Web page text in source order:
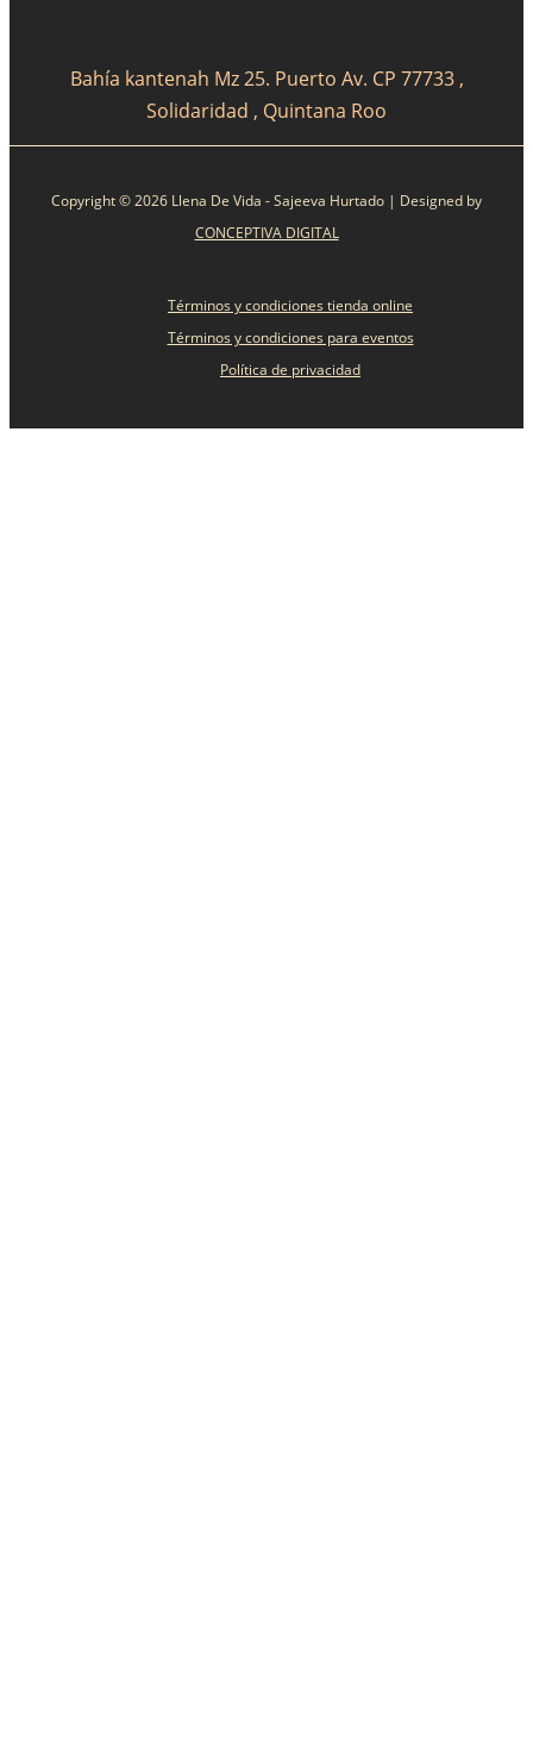
Bahía kantenah Mz 25. Puerto Av. CP 77733 ,
Solidaridad , Quintana Roo
Copyright © 2026 Llena De Vida - Sajeeva Hurtado | Designed by
CONCEPTIVA DIGITAL
Términos y condiciones tienda online
Términos y condiciones para eventos
Política de privacidad